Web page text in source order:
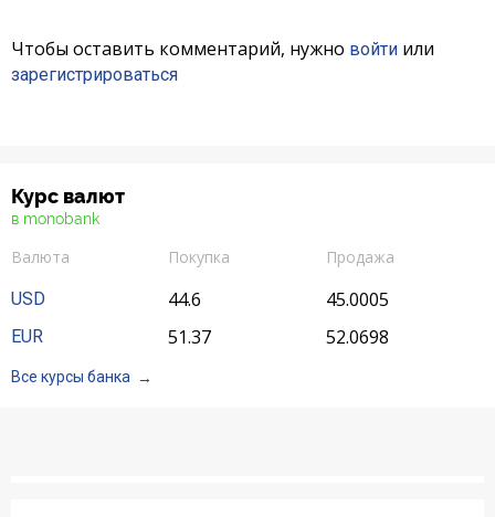
Чтобы оставить комментарий, нужно войти или
зарегистрироваться
Курс валют
в monobank
Валюта Покупка
Продажа
USD
44.6 45.0005
EUR 51.37 52.0698
Все курсы банка